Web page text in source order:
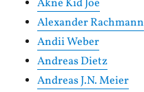
Akne Kid Joe
Alexander Rachmann
Andii Weber
Andreas Dietz
Andreas J.N. Meier